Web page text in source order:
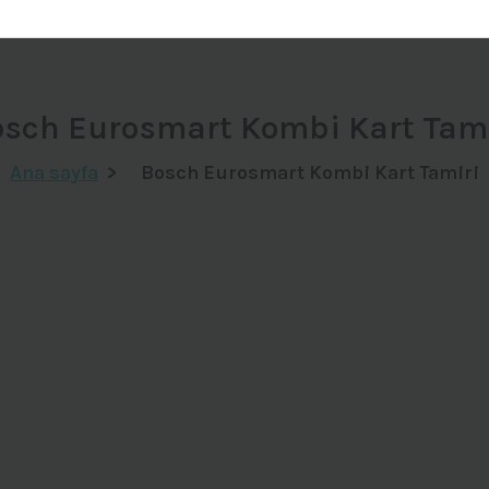
Eurosmart Kombi Kart
Ana sayfa > Bosch Eurosmart Kombi Kart Tamiri